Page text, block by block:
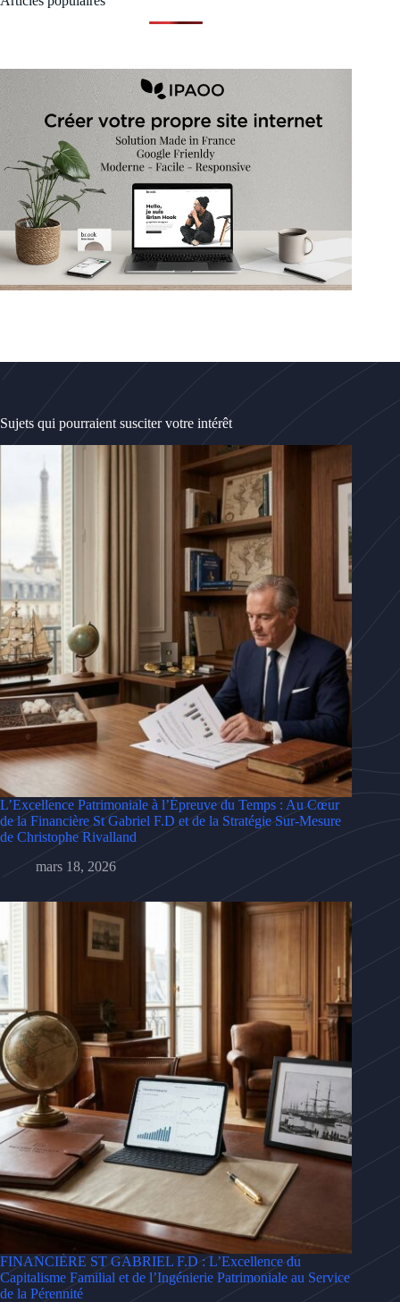
Sujets qui pourraient susciter votre intérêt
L’Excellence Patrimoniale à l’Épreuve du Temps : Au Cœur
de la Financière St Gabriel F.D et de la Stratégie Sur-Mesure
de Christophe Rivalland
mars 18, 2026
FINANCIÈRE ST GABRIEL F.D : L’Excellence du
Capitalisme Familial et de l’Ingénierie Patrimoniale au Service
de la Pérennité